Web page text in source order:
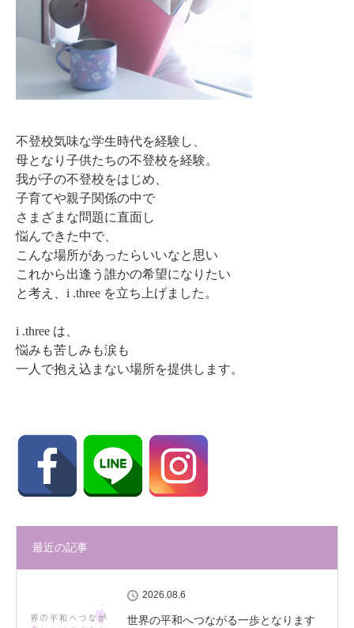
不登校気味な学生時代を経験し、
母となり子供たちの不登校を経験。
我が子の不登校をはじめ、
子育てや親子関係の中で
さまざまな問題に直面し
悩んできた中で、
こんな場所があったらいいなと思い
これから出逢う誰かの希望になりたい
と考え、i .three を立ち上げました。
i .three は、
悩みも苦しみも涙も
一人で抱え込まない場所を提供します。
最近の記事
2026.08.6
世界の平和へつながる一歩となります